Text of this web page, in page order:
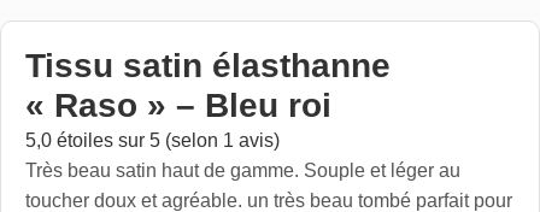
Tissu satin élasthanne
« Raso » – Bleu roi
5,0 étoiles sur 5 (selon 1 avis)
Très beau satin haut de gamme. Souple et léger au
toucher doux et agréable. un très beau tombé parfait pour